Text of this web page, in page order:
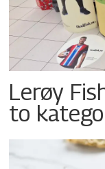
Lerøy
to